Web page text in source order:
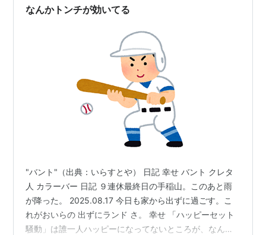
かけて、バントに失敗するようにプレッシャーをかけた
一塁には二塁手がベースカバーに入り、二塁には遊撃手
がベースカバーに入ることが多い。
「池山マジック」がセオリーに勝るかは今シー…
なんかトンチが効いてる
"バント"（出典：いらすとや） 日記 幸せ バント クレタ
人 カラーバー 日記 ９連休最終日の手稲山。このあと雨
が降った。 2025.08.17 今日も家から出ずに過ごす。こ
れがおいらの 出ずにランド さ。 幸せ 「ハッピーセット
騒動」は誰一人ハッピーになってないところが、なんか